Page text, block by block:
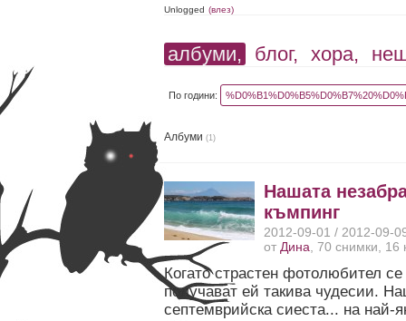
Unlogged (влез)
албуми, блог, хора,
По години:
Албуми(1)
Нашата
къмпинг
2012-09-01 / 2012-09-
от Дина , 70 снимки, 16
Когато страстен фотолюбител
получават ей такива чудесии.
септемврийска сиеста... на най-